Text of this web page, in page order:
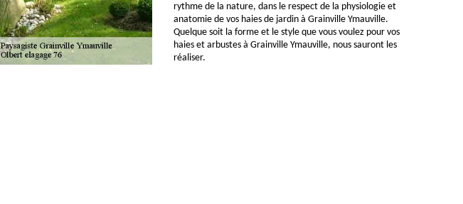
rythme de la nature, dans le respect de la physiologie et
anatomie de vos haies de jardin à Grainville Ymauville.
Quelque soit la forme et le style que vous voulez pour vos
haies et arbustes à Grainville Ymauville, nous sauront les
réaliser.